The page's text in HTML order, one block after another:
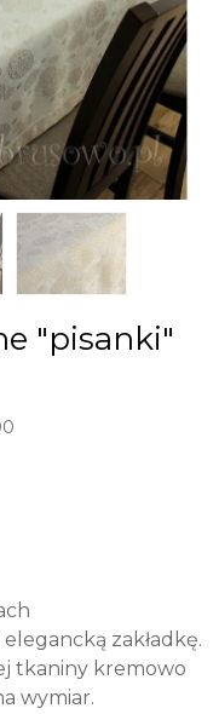
"pisanki"
zakładkę.
tkaniny kremowo
wymiar.